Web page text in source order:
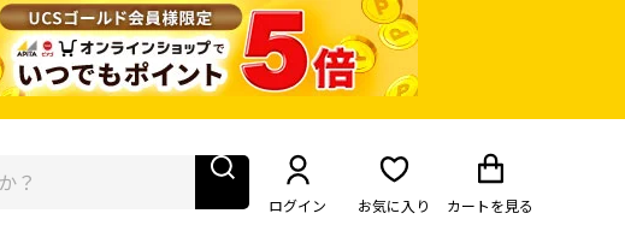
ログイン お気に入り カート を見る